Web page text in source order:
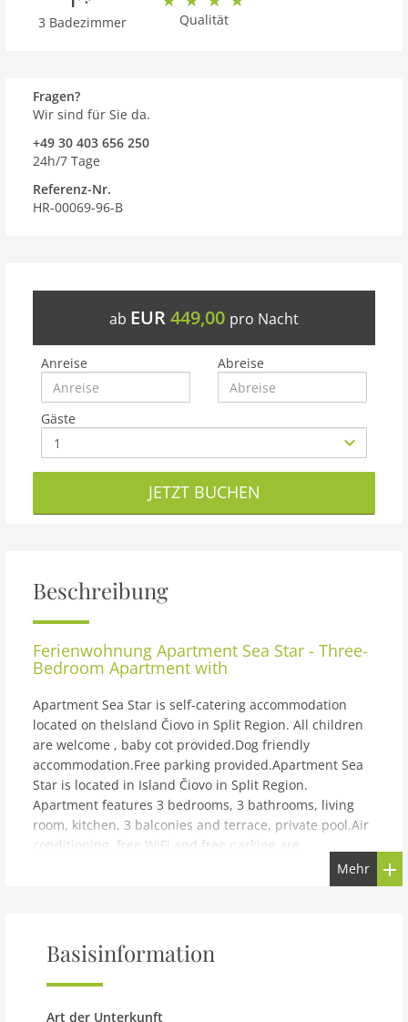
3 Badezimmer Qualität
Fragen?
Wir sind für Sie da.
+49 30 403 656 250
24h/7 Tage
Referenz-Nr.
HR-00069-96-B
ab EUR449,00 pro Nacht
Anreise Abreise
Gäste
JETZT BUCHEN
Beschreibung
Ferienwohnung Apartment Sea Star - Three-
Bedroom Apartment with
Apartment Sea Star is self-catering accommodation
located on theIsland Čiovo in Split Region. All children
are welcome , baby cot provided.Dog friendly
accommodation.Free parking provided.Apartment Sea
Star is located in Island Čiovo in Split Region.
Apartment features 3 bedrooms, 3 bathrooms, living
room, kitchen, 3 balconies and terrace, private pool.Air
conditioning, free WiFi and free parking are
provided.Nearest beach is 350 meters away from the
property. Restaurant and market can be found in 750
pharmacy and bank are 3 km from the property. The
nearest airport is 7 km away and ferry bar is 4 km away
from the property. Island of Čiovo is connected with the
Mehr
Basisinformation
Art der Unterkunft